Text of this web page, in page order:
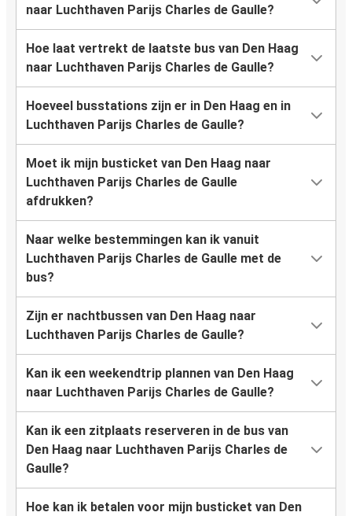
naar Luchthaven Parijs Charles de Gaulle?
Hoe laat vertrekt de laatste bus van Den Haag
naar Luchthaven Parijs Charles de Gaulle?
Hoeveel busstations zijn er in Den Haag en in
Luchthaven Parijs Charles de Gaulle?
Moet ik mijn busticket van Den Haag naar
Luchthaven Parijs Charles de Gaulle
afdrukken?
Naar welke bestemmingen kan ik vanuit
Luchthaven Parijs Charles de Gaulle met de
bus?
Zijn er nachtbussen van Den Haag naar
Luchthaven Parijs Charles de Gaulle?
Kan ik een weekendtrip plannen van Den Haag
naar Luchthaven Parijs Charles de Gaulle?
Kan ik een zitplaats reserveren in de bus van
Den Haag naar Luchthaven Parijs Charles de
Gaulle?
Hoe kan ik betalen voor mijn busticket van Den